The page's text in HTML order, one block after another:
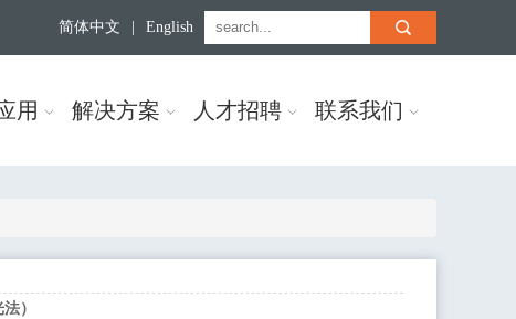
简体中文 English
用 解决方案 人才招聘 联系我们
）